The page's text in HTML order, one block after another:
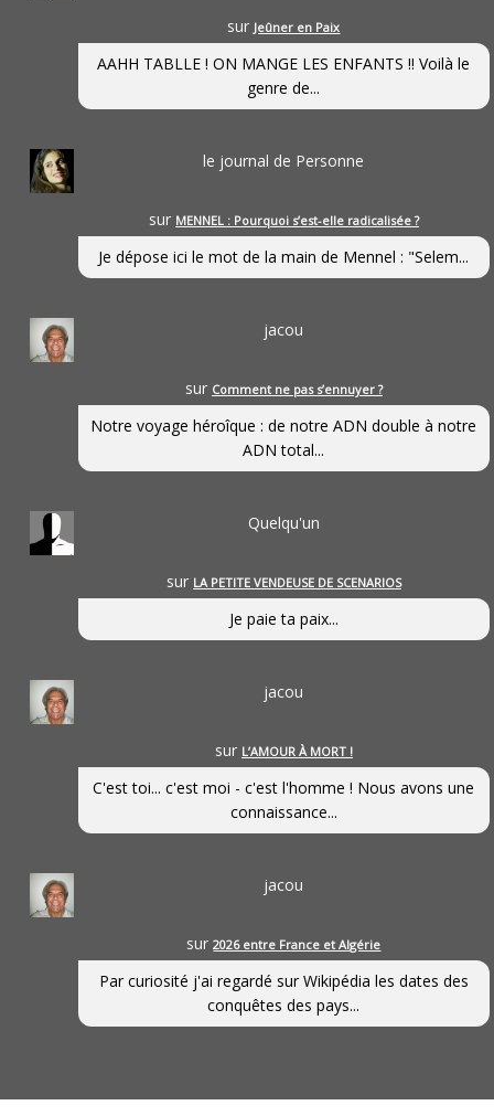
sur Jeûner en Paix
AAHH TABLLE ! ON MANGE LES ENFANTS !! Voilà le
genre de...
le journal de Personne
sur MENNEL : Pourquoi s’est-elle radicalisée ?
Je dépose ici le mot de la main de Mennel : "Selem...
jacou
sur Comment ne pas s’ennuyer ?
Notre voyage héroîque : de notre ADN double à notre
ADN total...
Quelqu'un
sur LA PETITE VENDEUSE DE SCENARIOS
Je paie ta paix...
jacou
sur L’AMOUR À MORT !
C'est toi... c'est moi - c'est l'homme ! Nous avons une
connaissance...
jacou
sur2026 entre France et Algérie
Par curiosité j'ai regardé sur Wikipédia les dates des
conquêtes des pays...